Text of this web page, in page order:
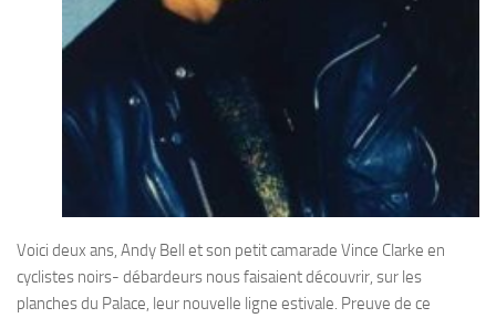
Voici deux ans, Andy Bell et son petit camarade Vince Clarke en
cyclistes noirs- débardeurs nous faisaient découvrir, sur les
planches du Palace, leur nouvelle ligne estivale. Preuve de ce